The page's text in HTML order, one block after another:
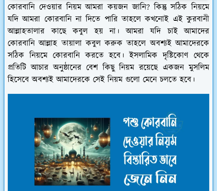
কোরবানি দেওয়ার নিয়ম আমরা কয়জন জানি? কিন্তু সঠিক নিয়মে
যদি আমরা কোরবানি না দিতে পারি তাহলে কখনোই এই কুরবানী
আল্লাহতালার কাছে কবুল হয় না। আমরা যদি চাই আমাদের
কোরবানি আল্লাহ তায়ালা কবুল করুক তাহলে অবশ্যই আমাদেরকে
সঠিক নিয়মে কোরবানি করতে হবে। ইসলামিক দৃষ্টিকোণ থেকে
প্রতিটি আচার অনুষ্ঠানের বেশ কিছু নিয়ম রয়েছে একজন মুসলিম
হিসেবে অবশ্যই আমাদেরকে সেই নিয়ম গুলো মেনে চলতে হবে।